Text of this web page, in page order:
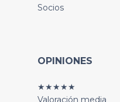
Socios
OPINIONES
★★★★★
Valoración media